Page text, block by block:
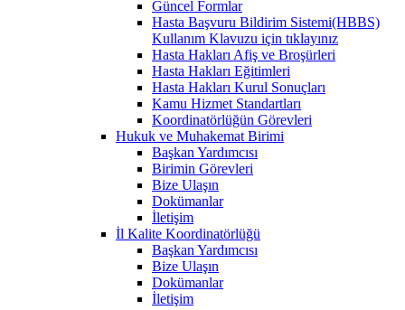
Güncel Formlar
Hasta Başvuru Bildirim Sistemi(HBBS)
Kullanım Klavuzu için tıklayınız
Hasta Hakları Afiş ve Broşürleri
Hasta Hakları Eğitimleri
Hasta Hakları Kurul Sonuçları
Kamu Hizmet Standartları
Koordinatörlüğün Görevleri
Hukuk ve Muhakemat Birimi
Başkan Yardımcısı
Birimin Görevleri
Bize Ulaşın
Dokümanlar
İletişim
İl Kalite Koordinatörlüğü
Başkan Yardımcısı
Bize Ulaşın
Dokümanlar
İletişim